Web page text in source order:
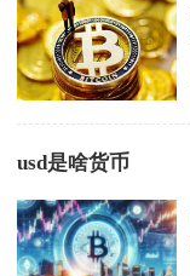
usd是啥货币